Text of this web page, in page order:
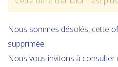
Offres d'emploi
Contacts
Nous sommes désolés, cette
supprimée.
Nous vous invitons à